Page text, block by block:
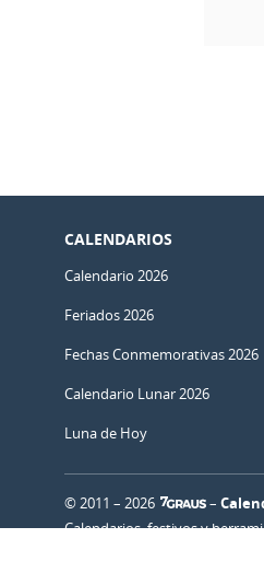
CALENDARIOS
Calendario 2026
Feriados 2026
Fechas Conmemorativas 2026
Calendario Lunar 2026
Luna de Hoy
© 2011 – 2026 –
Calendarios, festivos y